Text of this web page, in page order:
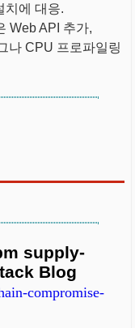
치에 대응.
Web API 추가,
나 CPU 프로파일링
supply-
Blog
compromise-